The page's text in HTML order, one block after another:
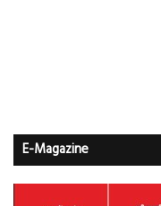
E-Magazine